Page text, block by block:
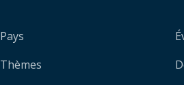
Pays
Thèmes